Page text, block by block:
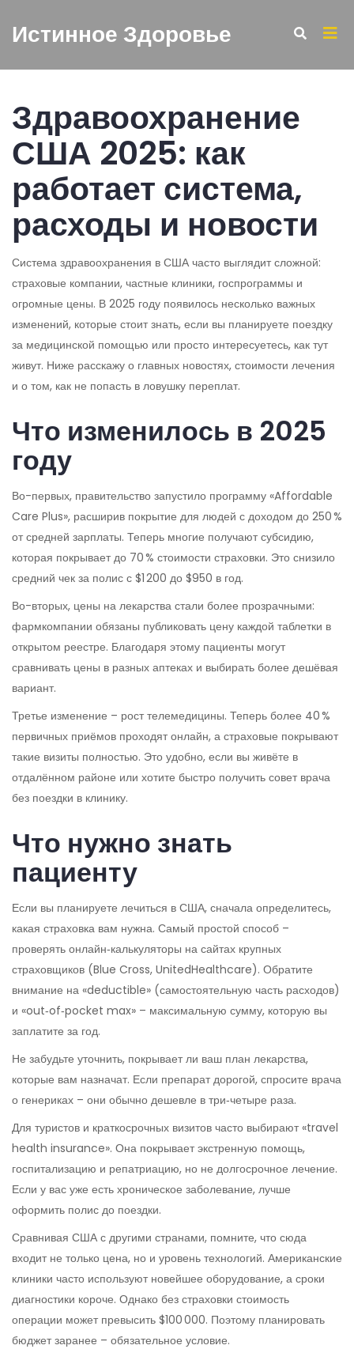
Истинное Здоровье
Здравоохранение
США 2025: как
работает система,
расходы и новости
Система здравоохранения в США часто выглядит сложной:
страховые компании, частные клиники, госпрограммы и
огромные цены. В 2025 году появилось несколько важных
изменений, которые стоит знать, если вы планируете поездку
за медицинской помощью или просто интересуетесь, как тут
живут. Ниже расскажу о главных новостях, стоимости лечения
и о том, как не попасть в ловушку переплат.
Что изменилось в 2025
году
Во-первых, правительство запустило программу «Affordable
Care Plus», расширив покрытие для людей с доходом до 250 %
от средней зарплаты. Теперь многие получают субсидию,
которая покрывает до 70 % стоимости страховки. Это снизило
средний чек за полис с $1 200 до $950 в год.
Во-вторых, цены на лекарства стали более прозрачными:
фармкомпании обязаны публиковать цену каждой таблетки в
открытом реестре. Благодаря этому пациенты могут
сравнивать цены в разных аптеках и выбирать более дешёвая
вариант.
Третье изменение – рост телемедицины. Теперь более 40 %
первичных приёмов проходят онлайн, а страховые покрывают
такие визиты полностью. Это удобно, если вы живёте в
отдалённом районе или хотите быстро получить совет врача
без поездки в клинику.
Что нужно знать
пациенту
Если вы планируете лечиться в США, сначала определитесь,
какая страховка вам нужна. Самый простой способ –
проверять онлайн‑калькуляторы на сайтах крупных
страховщиков (Blue Cross, UnitedHealthcare). Обратите
внимание на «deductible» (самостоятельную часть расходов)
и «out‑of‑pocket max» – максимальную сумму, которую вы
заплатите за год.
Не забудьте уточнить, покрывает ли ваш план лекарства,
которые вам назначат. Если препарат дорогой, спросите врача
о генериках – они обычно дешевле в три‑четыре раза.
Для туристов и краткосрочных визитов часто выбирают «travel
health insurance». Она покрывает экстренную помощь,
госпитализацию и репатриацию, но не долгосрочное лечение.
Если у вас уже есть хроническое заболевание, лучше
оформить полис до поездки.
Сравнивая США с другими странами, помните, что сюда
входит не только цена, но и уровень технологий. Американские
клиники часто используют новейшее оборудование, а сроки
диагностики короче. Однако без страховки стоимость
операции может превысить $100 000. Поэтому планировать
бюджет заранее – обязательное условие.